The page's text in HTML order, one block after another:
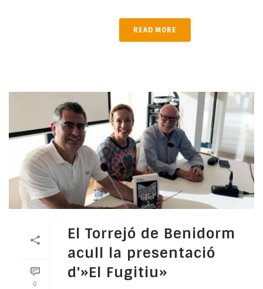
READ MORE
0
El Torrejó de Benidorm
acull la presentació
d'»El Fugitiu»